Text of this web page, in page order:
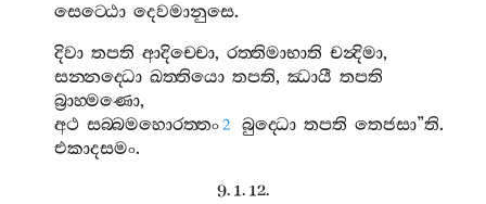
සෙට‍්ඨො දෙවමානුසෙ.
දිවා තපති ආදිච‍්චො,රත‍්තිමාභාති චන්‍දිමා,
සන‍්නද‍්ධො ඛත‍්තියො තපති,ඣායී තපති
බ්‍රාහ‍්මණො,
අථ සබ‍්බමහොරත‍්තං2 බුද‍්ධො තපති තෙජසා”ති.
එකාදසමං.
9. 1. 12.